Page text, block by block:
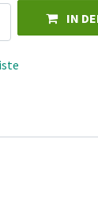
IN